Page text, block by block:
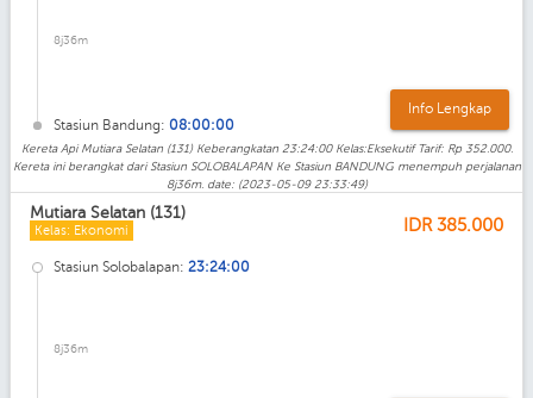
8j36m
Stasiun Bandung: 08:00:00
Info Lengkap
Kereta Api Mutiara Selatan (131) Keberangkatan 23:24:00 Kelas:Eksekutif Tarif: Rp 352.000.
Kereta ini berangkat dari Stasiun SOLOBALAPAN Ke Stasiun BANDUNG menempuh perjalanan
8j36m. date: (2023-05-09 23:33:49)
Mutiara Selatan (131)
Kelas: Ekonomi IDR 385.000
Stasiun Solobalapan: 23:24:00
8j36m